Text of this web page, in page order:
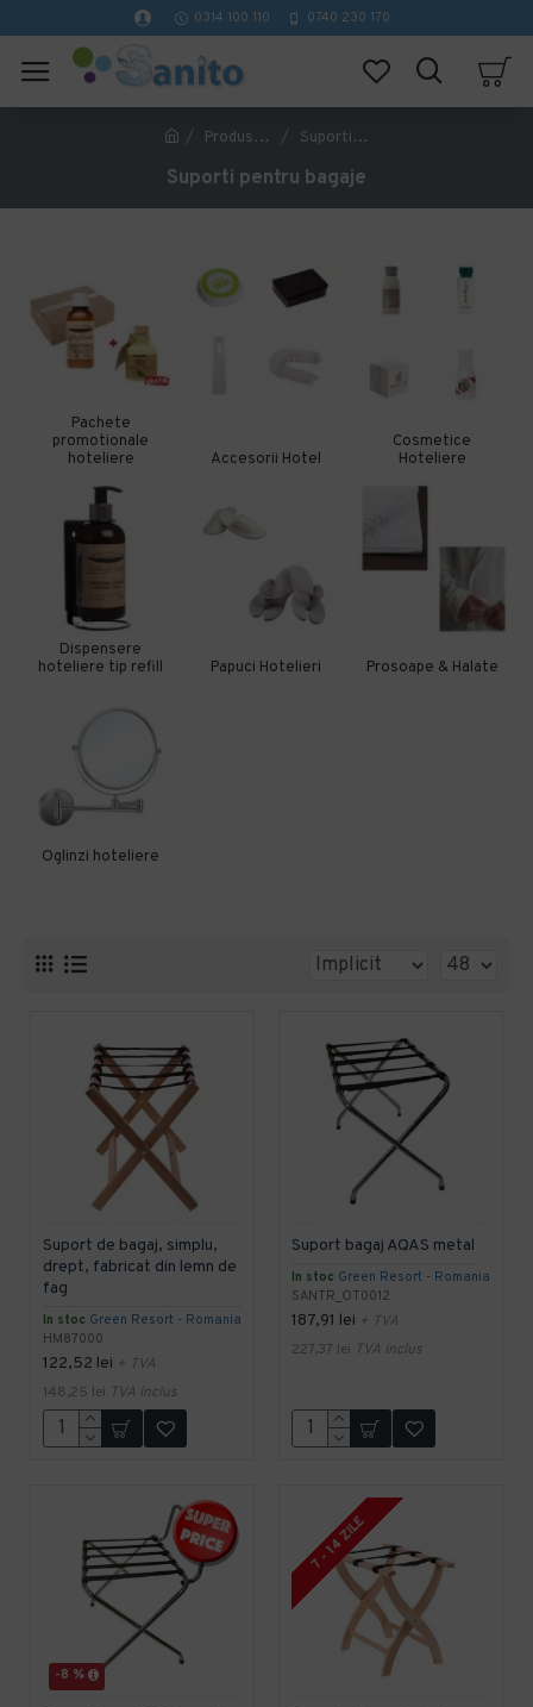
0314 100 110 0740 230 170
Produse Hoteliere Suporti pentru bagaje
Suporti pentru bagaje
Pachete
promotionale
hoteliere
Accesorii Hotel
Cosmetice
Hoteliere
Dispensere
hoteliere tip refill
Papuci Hotelieri Prosoape & Halate
Oglinzi hoteliere
In stoc Green Resort - Romania
HM87000
Suport de bagaj, simplu,
drept, fabricat din lemn de
fag
122,52 lei + TVA
148,25 lei TVA inclus
In stoc Green Resort - Romania
SANTR_OT0012
Suport bagaj AQAS metal
187,91 lei + TVA
227,37 lei TVA inclus
-8 %
7 - 14 ZILE